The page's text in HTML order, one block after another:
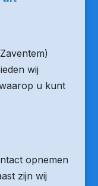
wij
u kunt
opnemen
zijn wij